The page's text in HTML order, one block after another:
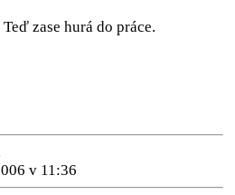
zase hurá do práce.
v 11:36